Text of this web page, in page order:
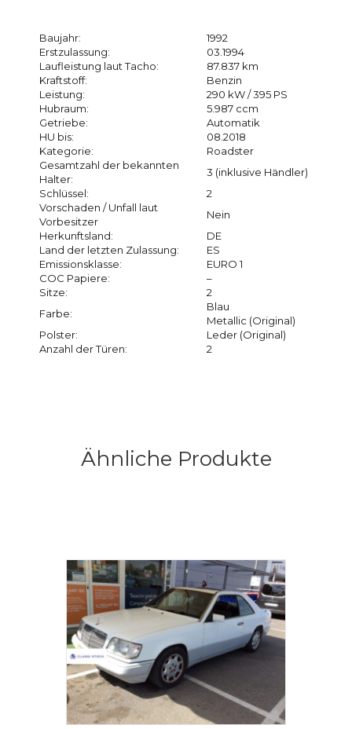
Baujahr:
1992
Erstzulassung:
03.1994
Laufleistung laut Tacho:
87.837 km
Kraftstoff:
Benzin
Leistung:
290 kW / 395 PS
Hubraum:
5.987 ccm
Getriebe:
Automatik
HU bis:
08.2018
Kategorie:
Roadster
Gesamtzahl der bekannten
Halter:
3 (inklusive Händler)
Schlüssel:
2
Vorschaden / Unfall laut
Vorbesitzer
Nein
Herkunftsland:
DE
Land der letzten Zulassung:
ES
Emissionsklasse:
EURO 1
COC Papiere:
–
Sitze:
2
Farbe:
Blau
Metallic (Original)
Polster:
Leder (Original)
Anzahl der Türen:
2
Ähnliche Produkte